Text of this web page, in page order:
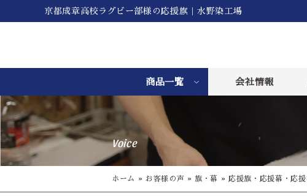
京都成章高校ラグビー部様の応援旗｜水野染工場
商品一覧 会社情報
Voice
ホーム » お客様の声 » 旗・幕 »応援旗・応援幕・応